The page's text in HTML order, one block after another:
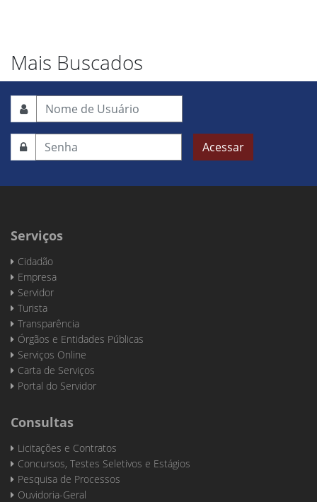
Mais Buscados
Acessar
Serviços
Cidadão
Empresa
Servidor
Turista
Transparência
Órgãos e Entidades Públicas
Serviços Online
Carta de Serviços
Portal do Servidor
Consultas
Licitações e Contratos
Concursos, Testes Seletivos e Estágios
Pesquisa de Processos
Ouvidoria-Geral